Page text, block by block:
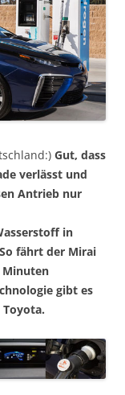
Gut, dass
verlässt und
Antrieb nur
in
fährt der Mirai
Minuten
gibt es